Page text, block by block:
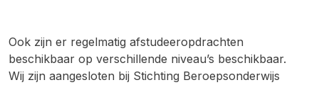
Ook zijn er regelmatig afstudeeropdrachten
beschikbaar op verschillende niveau’s beschikbaar.
Wij zijn aangesloten bij Stichting Beroepsonderwijs